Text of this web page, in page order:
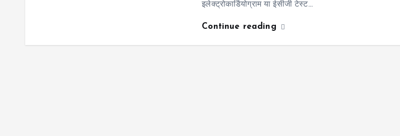
इलेक्ट्रोकार्डियोग्राम या ईसीजी टेस्ट…
Continue reading